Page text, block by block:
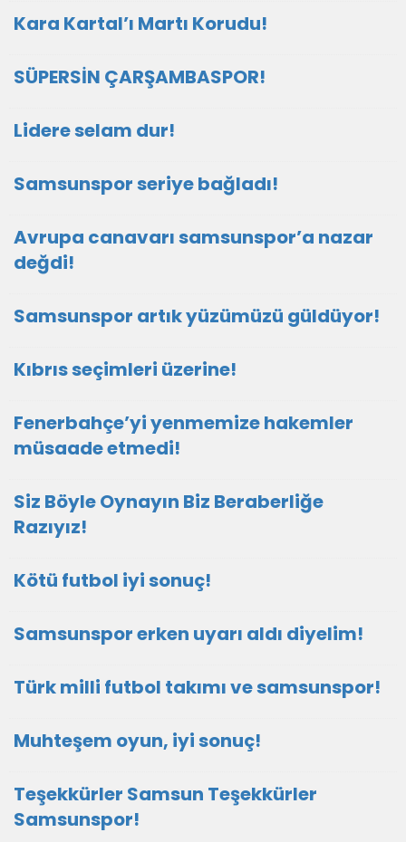
Kara Kartal’ı Martı Korudu!
SÜPERSİN ÇARŞAMBASPOR!
Lidere selam dur!
Samsunspor seriye bağladı!
Avrupa canavarı samsunspor’a nazar
değdi!
Samsunspor artık yüzümüzü güldüyor!
Kıbrıs seçimleri üzerine!
Fenerbahçe’yi yenmemize hakemler
müsaade etmedi!
Siz Böyle Oynayın Biz Beraberliğe
Razıyız!
Kötü futbol iyi sonuç!
Samsunspor erken uyarı aldı diyelim!
Türk milli futbol takımı ve samsunspor!
Muhteşem oyun, iyi sonuç!
Teşekkürler Samsun Teşekkürler
Samsunspor!